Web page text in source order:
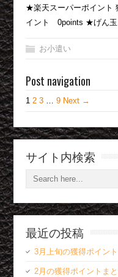
★楽天スーパーポイント
イント 0points ★げん玉
お小遣い
Post navigation
1 2 3 … 9 Next →
サイト内検索
最近の投稿
3月上旬の獲得ポイント
2月の獲得ポイントま